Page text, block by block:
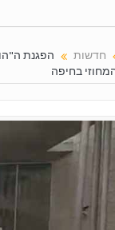
חדשות
בחיפה